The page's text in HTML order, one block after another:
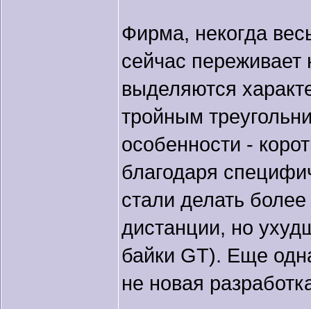
Фирма, некогда
сейчас
выделяются
тройным
особенности -
благодаря
стали делать
дистанции, но
байки GT). Еще
не новая